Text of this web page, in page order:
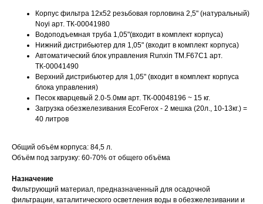
Корпус фильтра 12х52 резьбовая горловина 2,5" (натуральный)
Noyi арт. ТК-00041980
Водоподъемная труба 1,05"(входит в комплект корпуса)
Нижний дистрибьютер для 1,05" (входит в комплект корпуса)
Автоматический блок управления Runxin TM.F67C1 арт.
ТК-00041490
Верхний дистрибьютер для 1,05" (входит в комплект корпуса
блока управления)
Песок кварцевый 2.0-5.0мм арт. ТК-00048196 ~ 15 кг.
Загрузка обезжелезивания EcoFerox - 2 мешка (20л., 10-13кг.) =
40 литров
Общий объём корпуса: 84,5 л.
Объём под загрузку: 60-70% от общего объёма
Назначение
Фильтрующий материал, предназначенный для осадочной
фильтрации, каталитического осветления воды в обезжелезивании и